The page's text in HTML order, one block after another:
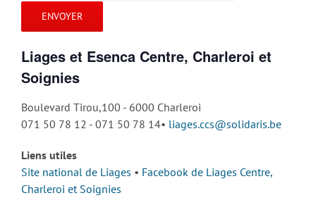
Liages et Esenca Centre, Charleroi et
Soignies
Boulevard Tirou,100 - 6000 Charleroi
071 50 78 12 - 071 50 78 14• liages.ccs@solidaris.be
Liens utiles
Site national de Liages • Facebook de Liages Centre,
Charleroi et Soignies